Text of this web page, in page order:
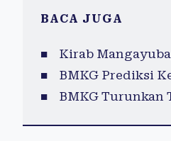
BACA JUGA
Kirab
BMKG Prediksi
BMKG Turunkan